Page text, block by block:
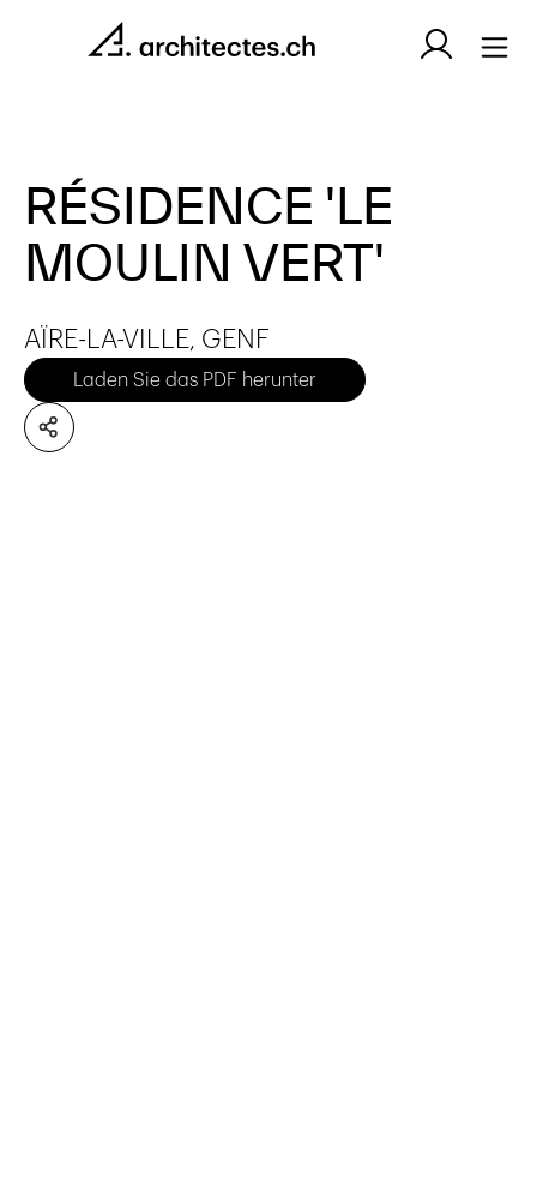
RÉSIDENCE 'LE
MOULIN VERT'
AÏRE-LA-VILLE, GENF
Laden Sie das PDF herunter